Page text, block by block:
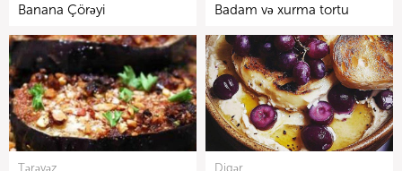
Banana Çörəyi Badam və xurma tortu
Tərəvəz Digər